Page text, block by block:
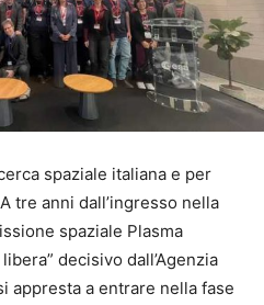
spaziale italiana e per
tre anni dall’ingresso nella
spaziale Plasma
decisivo dall’Agenzia
appresta a entrare nella fase